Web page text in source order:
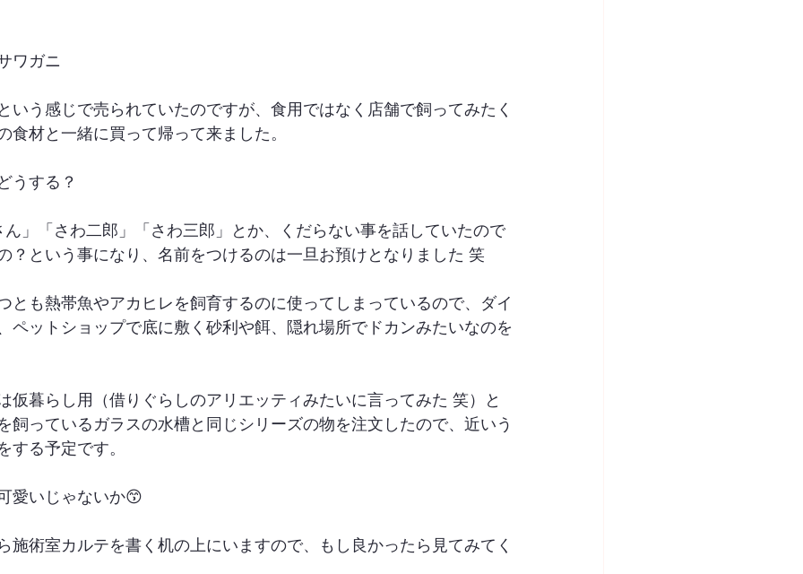
ワガニ
いう感じで売られていたのですが、食用ではなく店舗で飼ってみたく
食材と一緒に買って帰って来ました。
うする？
」「さわ二郎」「さわ三郎」とか、くだらない事を話していたので
？という事になり、名前をつけるのは一旦お預けとなりました 笑
とも熱帯魚やアカヒレを飼育するのに使ってしまっているので、ダイ
ペットショップで底に敷く砂利や餌、隠れ場所でドカンみたいなのを
仮暮らし用（借りぐらしのアリエッティみたいに言ってみた 笑）と
飼っているガラスの水槽と同じシリーズの物を注文したので、近いう
する予定です。
愛いじゃないか😙
施術室カルテを書く机の上にいますので、もし良かったら見てみてく